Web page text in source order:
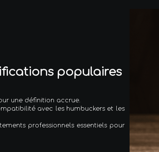
populaires
une définition accrue.
avec les humbuckers et les
professionnels essentiels pour